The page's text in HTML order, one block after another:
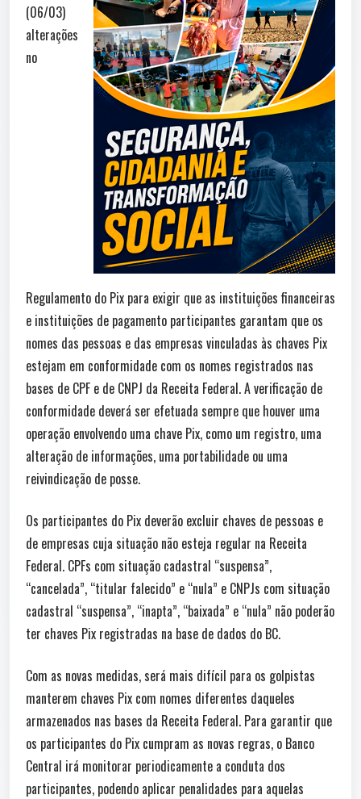
(06/03)
alterações
no
Regulamento do Pix para exigir que as instituições financeiras
e instituições de pagamento participantes garantam que os
nomes das pessoas e das empresas vinculadas às chaves Pix
estejam em conformidade com os nomes registrados nas
bases de CPF e de CNPJ da Receita Federal. A verificação de
conformidade deverá ser efetuada sempre que houver uma
operação envolvendo uma chave Pix, como um registro, uma
alteração de informações, uma portabilidade ou uma
reivindicação de posse.
Os participantes do Pix deverão excluir chaves de pessoas e
de empresas cuja situação não esteja regular na Receita
Federal. CPFs com situação cadastral “suspensa”,
“cancelada”, “titular falecido” e “nula” e CNPJs com situação
cadastral “suspensa”, “inapta”, “baixada” e “nula” não poderão
ter chaves Pix registradas na base de dados do BC.
Com as novas medidas, será mais difícil para os golpistas
manterem chaves Pix com nomes diferentes daqueles
armazenados nas bases da Receita Federal. Para garantir que
os participantes do Pix cumpram as novas regras, o Banco
Central irá monitorar periodicamente a conduta dos
participantes, podendo aplicar penalidades para aquelas